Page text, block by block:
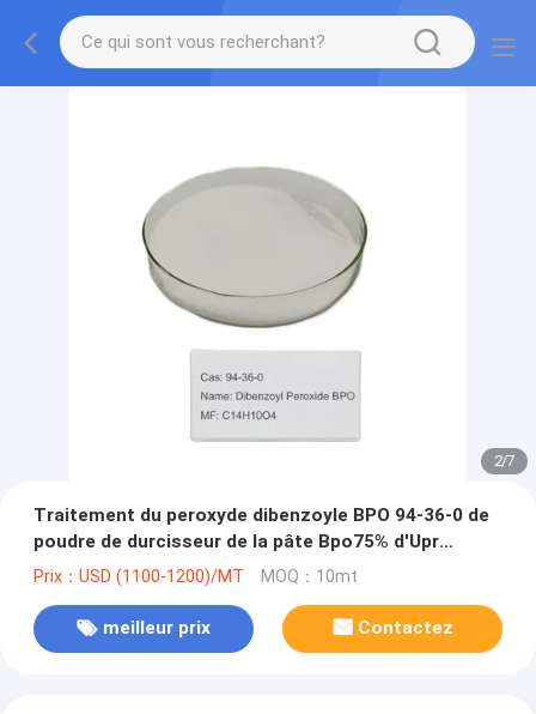
3/7
Traitement du peroxyde dibenzoyle BPO 94-36-0 de
poudre de durcisseur de la pâte Bpo75% d'Upr
(benzoyle) 50%
Prix：USD (1100-1200)/MT MOQ：10mt
meilleur prix Contactez